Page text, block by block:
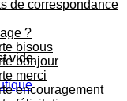
vide.
de correspondance
?
bisous
bonjour
merci
encouragement